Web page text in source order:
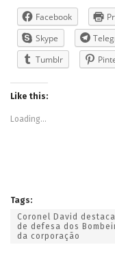
Facebook
Skype
Tumblr
Like this:
Loading...
Tags:
Coronel David
de defesa dos
da corporação